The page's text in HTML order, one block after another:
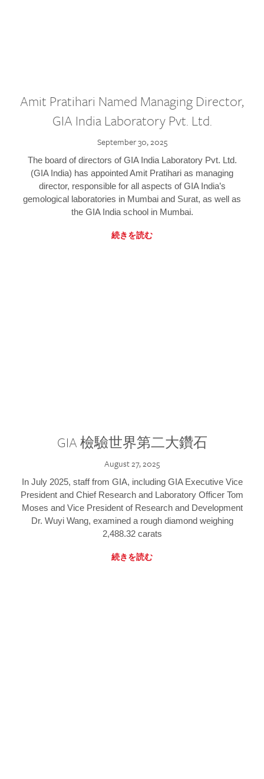
Amit Pratihari Named Managing Director,
GIA India Laboratory Pvt. Ltd.
September 30, 2025
The board of directors of GIA India Laboratory Pvt. Ltd.
(GIA India) has appointed Amit Pratihari as managing
director, responsible for all aspects of GIA India’s
gemological laboratories in Mumbai and Surat, as well as
the GIA India school in Mumbai.
続きを読む
GIA 檢驗世界第二大鑽石
August 27, 2025
In July 2025, staff from GIA, including GIA Executive Vice
President and Chief Research and Laboratory Officer Tom
Moses and Vice President of Research and Development
Dr. Wuyi Wang, examined a rough diamond weighing
2,488.32 carats
続きを読む